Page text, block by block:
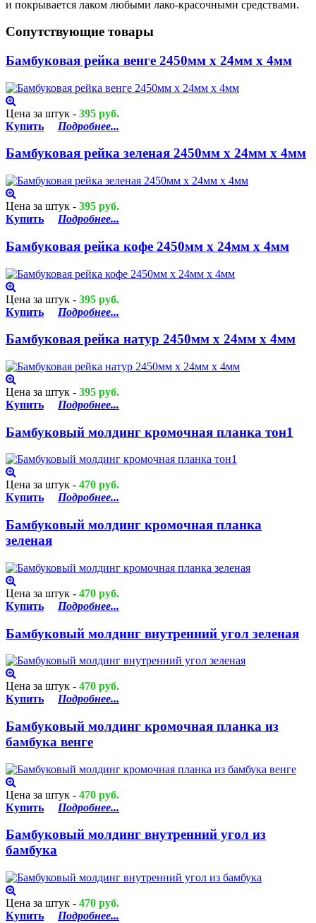
и покрывается лаком любыми лако-красочными средствами.
Сопутствующие товары
Бамбуковая рейка венге 2450мм х 24мм х 4мм
Цена за штук - 395 руб.
Купить
Подробнее...
Бамбуковая рейка зеленая 2450мм х 24мм х 4мм
Цена за штук - 395 руб.
Купить
Подробнее...
Бамбуковая рейка кофе 2450мм х 24мм х 4мм
Цена за штук - 395 руб.
Купить
Подробнее...
Бамбуковая рейка натур 2450мм х 24мм х 4мм
Цена за штук - 395 руб.
Купить
Подробнее...
Бамбуковый молдинг кромочная планка тон1
Цена за штук - 470 руб.
Купить
Подробнее...
Бамбуковый молдинг кромочная планка
зеленая
Цена за штук - 470 руб.
Купить
Подробнее...
Бамбуковый молдинг внутренний угол зеленая
Цена за штук - 470 руб.
Купить
Подробнее...
Бамбуковый молдинг кромочная планка из
бамбука венге
Цена за штук - 470 руб.
Купить
Подробнее...
Бамбуковый молдинг внутренний угол из
бамбука
Цена за штук - 470 руб.
Купить
Подробнее...